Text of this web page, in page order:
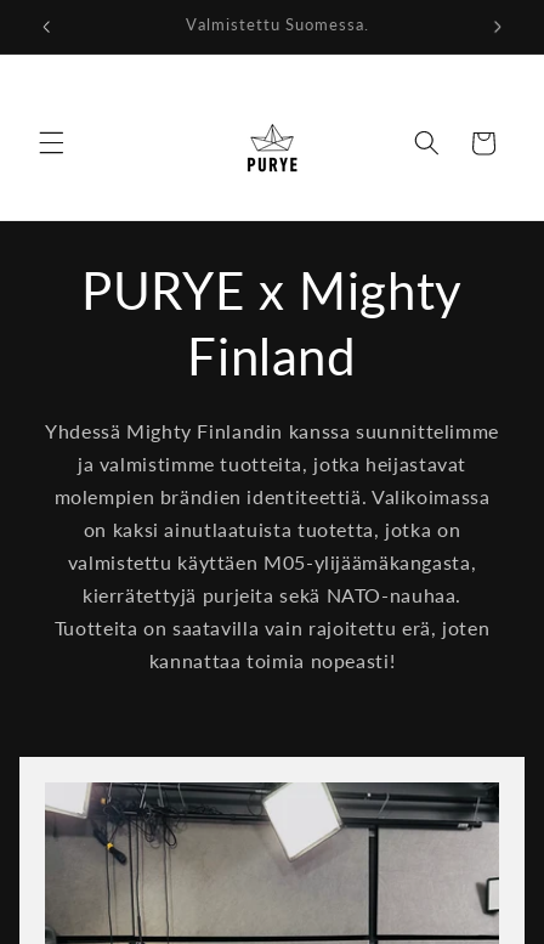
siirry
Annamme kankaille uuden elämän.
Ostoskori
PURYE x Mighty
Finland
Yhdessä Mighty Finlandin kanssa suunnittelimme
ja valmistimme tuotteita, jotka heijastavat
molempien brändien identiteettiä. Valikoimassa
on kaksi ainutlaatuista tuotetta, jotka on
valmistettu käyttäen M05-ylijäämäkangasta,
kierrätettyjä purjeita sekä NATO-nauhaa.
Tuotteita on saatavilla vain rajoitettu erä, joten
kannattaa toimia nopeasti!